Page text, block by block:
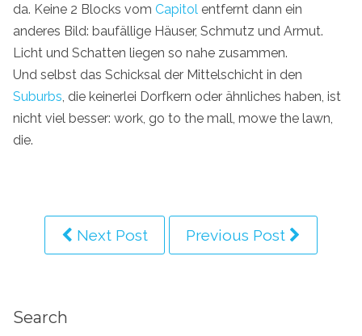
da. Keine 2 Blocks vom Capitol entfernt dann ein
anderes Bild: baufällige Häuser, Schmutz und Armut.
Licht und Schatten liegen so nahe zusammen.
Und selbst das Schicksal der Mittelschicht in den
Suburbs , die keinerlei Dorfkern oder ähnliches haben, ist
nicht viel besser: work, go to the mall, mowe the lawn,
die.
Next Post Previous Post
Search